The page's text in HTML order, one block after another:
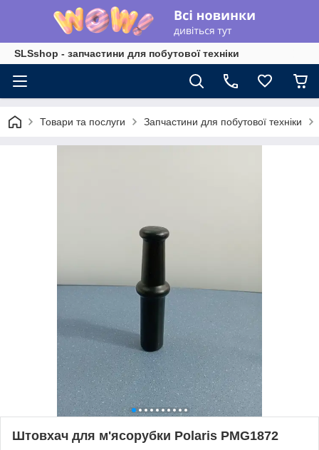
SLSshop - запчастини для побутової техніки
Товари та послуги Запчастини для побутової техніки
Штовхач для м'ясорубки Polaris PMG1872